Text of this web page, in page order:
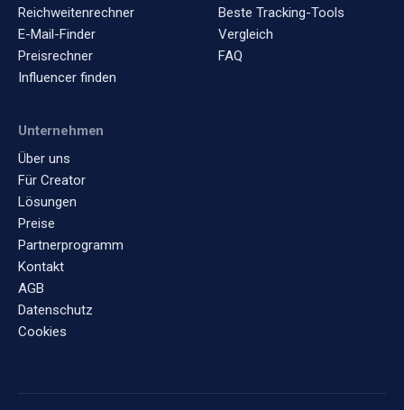
Reichweitenrechner
E-Mail-Finder
Preisrechner
Influencer finden
Beste Tracking-Tools
Vergleich
FAQ
Unternehmen
Über uns
Für Creator
Lösungen
Preise
Partnerprogramm
Kontakt
AGB
Datenschutz
Cookies